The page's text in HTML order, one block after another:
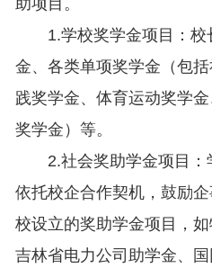
助项目。
1.学校奖学金项目：
金、各类单项奖学金（包
践奖学金、体育运动奖学
奖学金）等。
2.社会奖助学金项目：
依托校企合作契机，鼓励
校设立的奖助学金项目，
吉林省电力公司助学金、